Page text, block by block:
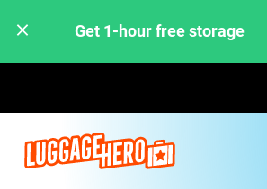
Get 1-hour free storage